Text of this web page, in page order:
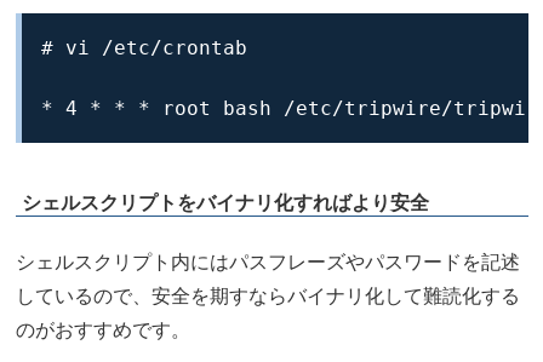
# vi /etc/crontab
* 4 * * * root bash /etc/tripwire/
シェルスクリプトをバイナリ化すればより安全
シェルスクリプト内にはパスフレーズやパスワードを記述
しているので、安全を期すならバイナリ化して難読化する
のがおすすめです。